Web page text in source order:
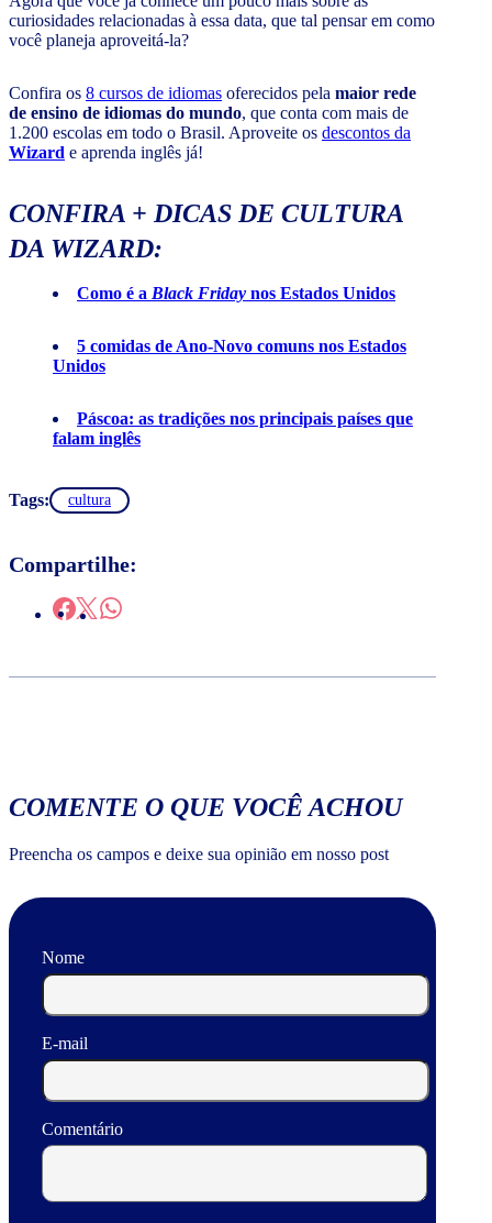
curiosidades relacionadas à essa data, que tal pensar em como
você planeja aproveitá-la?
Confira os 8 cursos de idiomas oferecidos pela maior rede
de ensino de idiomas do mundo, que conta com mais de
1.200 escolas em todo o Brasil. Aproveite os descontos da
Wizard e aprenda inglês já!
CONFIRA + DICAS DE CULTURA
DA WIZARD:
Como é a Black Friday nos Estados Unidos
5 comidas de Ano-Novo comuns nos Estados
Unidos
Páscoa: as tradições nos principais países que
falam inglês
Tags: cultura
Compartilhe:
COMENTE O QUE VOCÊ ACHOU
Preencha os campos e deixe sua opinião em nosso post
Nome
E-mail
Comentário